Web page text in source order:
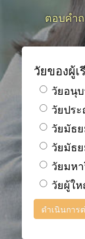
ตอบคำ
วัยของผู้เ
วัยอนุ
วัยปร
วัยมัธ
วัยมัธ
วัยมห
วัยผู้ใ
ดำเนินการ